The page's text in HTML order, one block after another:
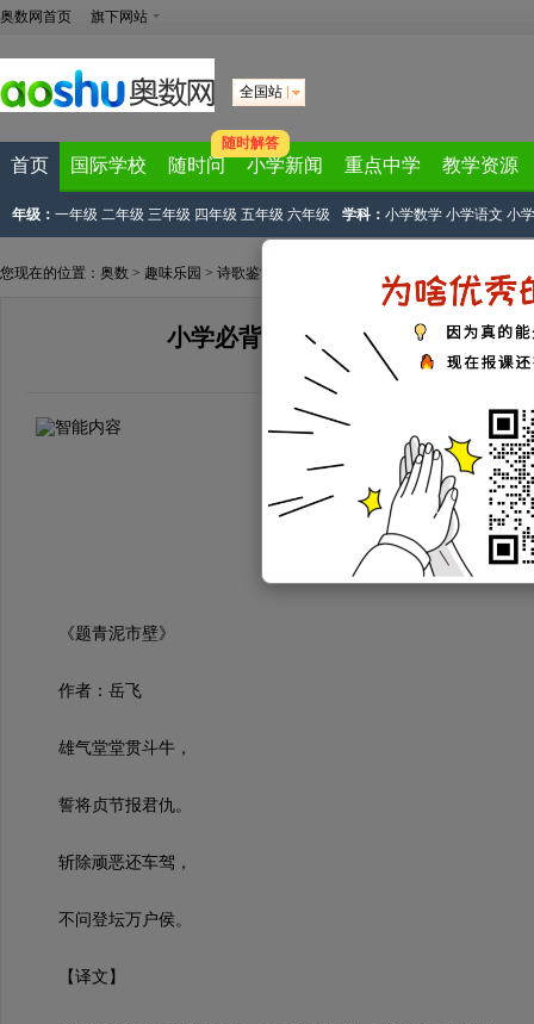
奥数网首页 旗下网站
全国站
首页 国际学校 随时问
随时解答
小学新闻 重点中学 教学资源
年级： 一年级 二年级 三年级 四年级 五年级 六年级 学科： 小学数学 小学语文 小
您现在的位置： 奥数 > 趣味乐园 > 诗歌鉴赏
小学必背古诗文及注释：《题青泥
来源： 网络整理 2023-12-12 15:53:39
《题青泥市壁》
作者：岳飞
雄气堂堂贯斗牛，
誓将贞节报君仇。
斩除顽恶还车驾，
不问登坛万户侯。
【译文】